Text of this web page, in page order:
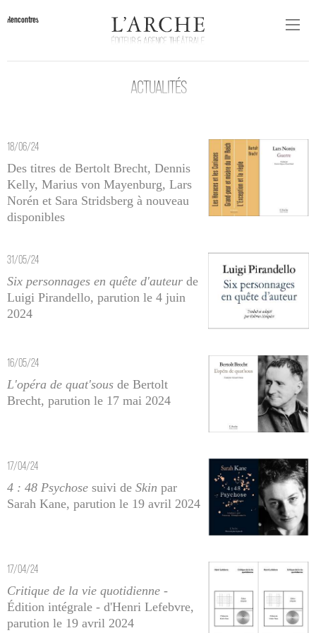
Rencontres
ACTUALITÉS
18/06/24
Des titres de Bertolt Brecht, Dennis
Kelly, Marius von Mayenburg, Lars
Norén et Sara Stridsberg à nouveau
disponibles
31/05/24
Six personnages en quête d'auteur de
Luigi Pirandello, parution le 4 juin
2024
16/05/24
L'opéra de quat'sous de Bertolt
Brecht, parution le 17 mai 2024
17/04/24
4 : 48 Psychose suivi de Skin par
Sarah Kane, parution le 19 avril 2024
17/04/24
Critique de la vie quotidienne -
Édition intégrale - d'Henri Lefebvre,
parution le 19 avril 2024